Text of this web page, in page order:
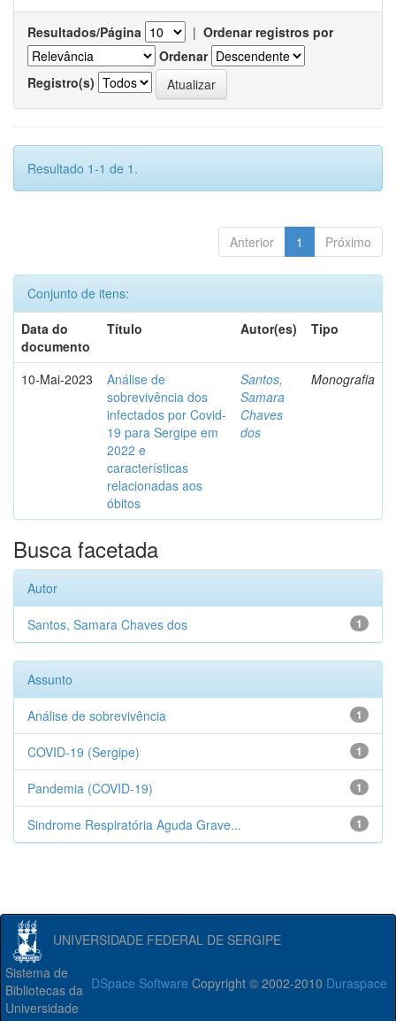
Resultados/Página | Ordenar registros por
Ordenar
Registro(s)
Resultado 1-1 de 1.
Anterior 1 Próximo
Conjunto de itens:
Data do
documento
Título Autor(es) Tipo
10-Mai-2023
Análise de
sobrevivência dos
infectados por Covid-
19 para Sergipe em
2022 e
características
relacionadas aos
óbitos
Santos,
Samara
Chaves
dos
Monografia
Busca facetada
Autor
1
Santos, Samara Chaves dos
Assunto
1
Análise de sobrevivência
1
COVID-19 (Sergipe)
1
Pandemia (COVID-19)
1
Sindrome Respiratória Aguda Grave...
UNIVERSIDADE FEDERAL DE SERGIPE
DSpace Software Copyright © 2002-2010 Duraspace
Sistema de
Bibliotecas da
Universidade